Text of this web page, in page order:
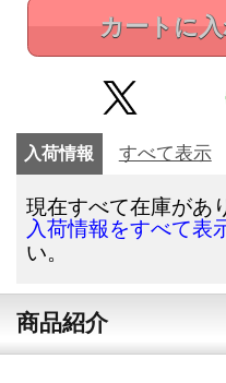
カートに
入荷情報 すべて表示
現在すべて在庫があ
入荷情報をすべて表
い。
商品紹介